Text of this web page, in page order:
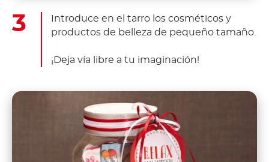
Introduce en el tarro los cosméticos y
productos de belleza de pequeño tamaño.
¡Deja vía libre a tu imaginación!